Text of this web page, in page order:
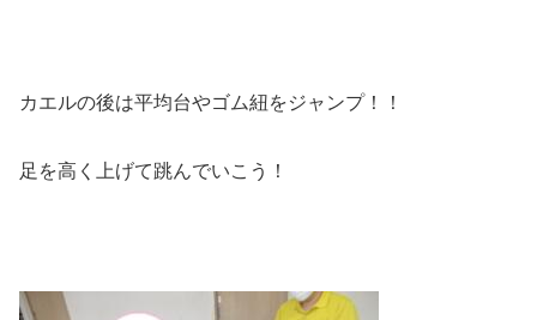
カエルの後は平均台やゴム紐をジャンプ！！
足を高く上げて跳んでいこう！